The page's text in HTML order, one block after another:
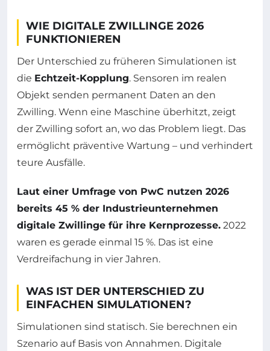
WIE DIGITALE ZWILLINGE 2026
FUNKTIONIEREN
Der Unterschied zu früheren Simulationen ist
die Echtzeit-Kopplung. Sensoren im realen
Objekt senden permanent Daten an den
Zwilling. Wenn eine Maschine überhitzt, zeigt
der Zwilling sofort an, wo das Problem liegt. Das
ermöglicht präventive Wartung – und verhindert
teure Ausfälle.
Laut einer Umfrage von PwC nutzen 2026
bereits 45 % der Industrieunternehmen
digitale Zwillinge für ihre Kernprozesse. 2022
waren es gerade einmal 15 %. Das ist eine
Verdreifachung in vier Jahren.
WAS IST DER UNTERSCHIED ZU
EINFACHEN SIMULATIONEN?
Simulationen sind statisch. Sie berechnen ein
Szenario auf Basis von Annahmen. Digitale